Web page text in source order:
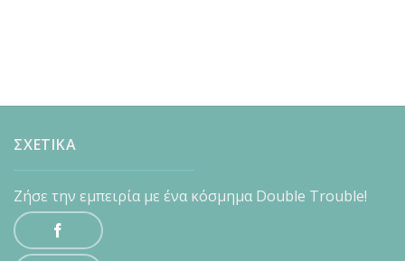
ΣΧΕΤΙΚΑ
Ζήσε την εμπειρία με ένα κόσμημα Double Trouble!